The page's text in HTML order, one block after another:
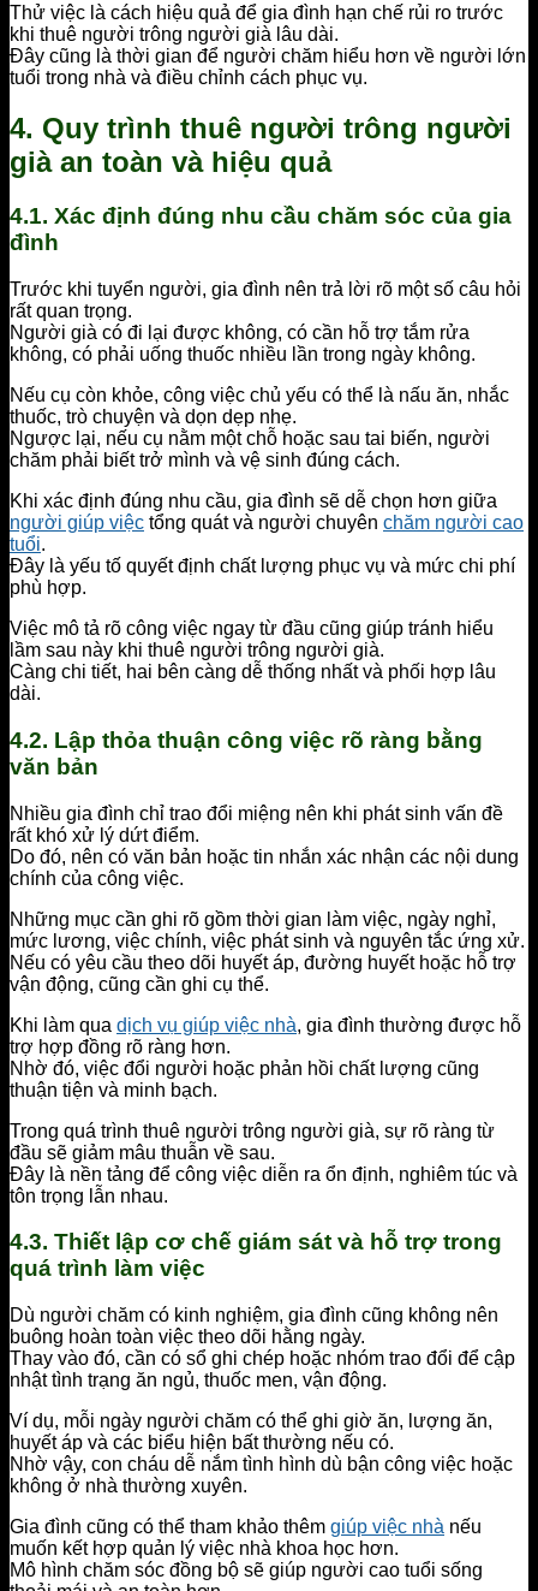
Thử việc là cách hiệu quả để gia đình hạn chế rủi ro trước
khi thuê người trông người già lâu dài.
Đây cũng là thời gian để người chăm hiểu hơn về người lớn
tuổi trong nhà và điều chỉnh cách phục vụ.
4. Quy trình thuê người trông người
già an toàn và hiệu quả
4.1. Xác định đúng nhu cầu chăm sóc của gia
đình
Trước khi tuyển người, gia đình nên trả lời rõ một số câu hỏi
rất quan trọng.
Người già có đi lại được không, có cần hỗ trợ tắm rửa
không, có phải uống thuốc nhiều lần trong ngày không.
Nếu cụ còn khỏe, công việc chủ yếu có thể là nấu ăn, nhắc
thuốc, trò chuyện và dọn dẹp nhẹ.
Ngược lại, nếu cụ nằm một chỗ hoặc sau tai biến, người
chăm phải biết trở mình và vệ sinh đúng cách.
Khi xác định đúng nhu cầu, gia đình sẽ dễ chọn hơn giữa
người giúp việc tổng quát và người chuyên chăm người cao
tuổi.
Đây là yếu tố quyết định chất lượng phục vụ và mức chi phí
phù hợp.
Việc mô tả rõ công việc ngay từ đầu cũng giúp tránh hiểu
lầm sau này khi thuê người trông người già.
Càng chi tiết, hai bên càng dễ thống nhất và phối hợp lâu
dài.
4.2. Lập thỏa thuận công việc rõ ràng bằng
văn bản
Nhiều gia đình chỉ trao đổi miệng nên khi phát sinh vấn đề
rất khó xử lý dứt điểm.
Do đó, nên có văn bản hoặc tin nhắn xác nhận các nội dung
chính của công việc.
Những mục cần ghi rõ gồm thời gian làm việc, ngày nghỉ,
mức lương, việc chính, việc phát sinh và nguyên tắc ứng xử.
Nếu có yêu cầu theo dõi huyết áp, đường huyết hoặc hỗ trợ
vận động, cũng cần ghi cụ thể.
Khi làm qua dịch vụ giúp việc nhà, gia đình thường được hỗ
trợ hợp đồng rõ ràng hơn.
Nhờ đó, việc đổi người hoặc phản hồi chất lượng cũng
thuận tiện và minh bạch.
Trong quá trình thuê người trông người già, sự rõ ràng từ
đầu sẽ giảm mâu thuẫn về sau.
Đây là nền tảng để công việc diễn ra ổn định, nghiêm túc và
tôn trọng lẫn nhau.
4.3. Thiết lập cơ chế giám sát và hỗ trợ trong
quá trình làm việc
Dù người chăm có kinh nghiệm, gia đình cũng không nên
buông hoàn toàn việc theo dõi hằng ngày.
Thay vào đó, cần có sổ ghi chép hoặc nhóm trao đổi để cập
nhật tình trạng ăn ngủ, thuốc men, vận động.
Ví dụ, mỗi ngày người chăm có thể ghi giờ ăn, lượng ăn,
huyết áp và các biểu hiện bất thường nếu có.
Nhờ vậy, con cháu dễ nắm tình hình dù bận công việc hoặc
không ở nhà thường xuyên.
Gia đình cũng có thể tham khảo thêm giúp việc nhà nếu
muốn kết hợp quản lý việc nhà khoa học hơn.
Mô hình chăm sóc đồng bộ sẽ giúp người cao tuổi sống